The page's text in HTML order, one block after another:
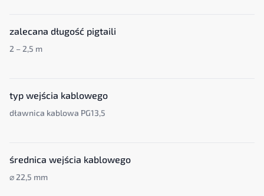
zalecana długość pigtaili
2 – 2,5 m
typ wejścia kablowego
dławnica kablowa PG13,5
średnica wejścia kablowego
⌀ 22,5 mm